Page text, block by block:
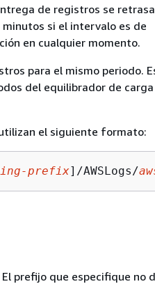
de registros se
si el intervalo es de
en cualquier momento.
para el mismo periodo.
del equilibrador de carga
el siguiente formato:
prefix]/AWSLogs/
prefijo que especifique no